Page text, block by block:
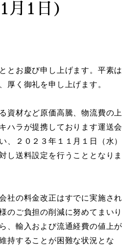
月1日)
とお慶び申し上げます。平素は
厚く御礼を申し上げます。
資材など原価高騰、物流費の上
ハラが提携しております運送会
、２０２３年１１月１日（水）
し送料設定を行うこととなりま
社の料金改正はすでに実施され
のご負担の削減に努めてまいり
、輸入および流通経費の値上が
持することが困難な状況とな